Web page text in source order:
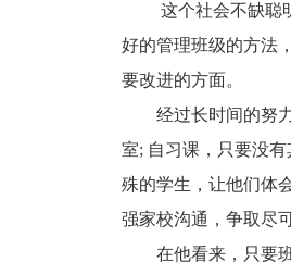
这个社会不缺聪
好的管理班级的方法
要改进的方面。
经过长时间的努
室; 自习课，只要没
殊的学生，让他们体
强家校沟通，争取尽
在他看来，只要